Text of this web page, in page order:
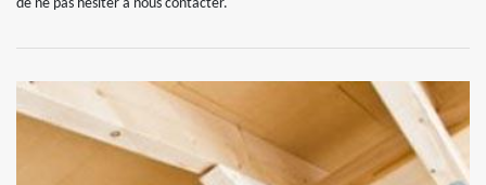
de ne pas hésiter à nous contacter.